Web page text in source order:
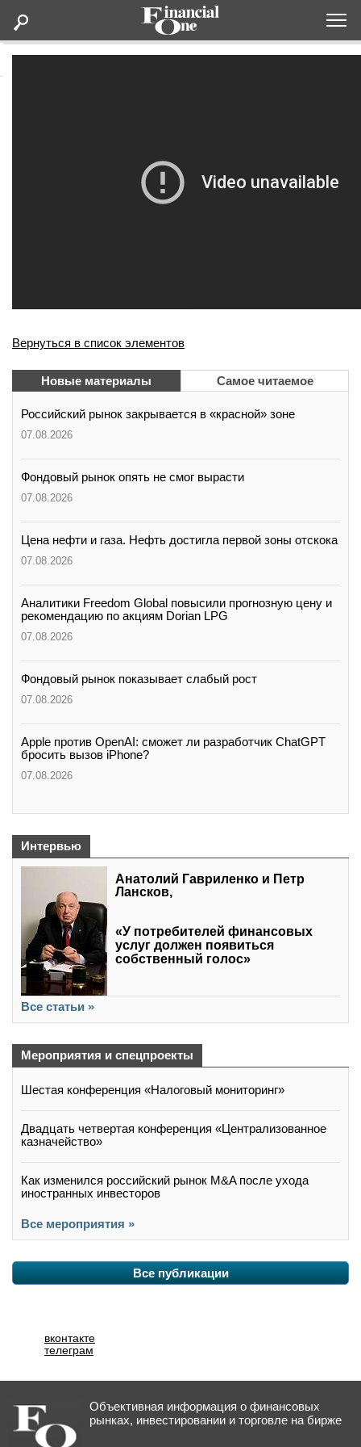
вконтакте
телеграм
Стать автором
Вход
Вернуться в список элементов
Новые материалы Самое читаемое
Российский рынок закрывается в «красной» зоне
07.08.2026
Фондовый рынок опять не смог вырасти
07.08.2026
Цена нефти и газа. Нефть достигла первой зоны отскока
07.08.2026
Аналитики Freedom Global повысили прогнозную цену и
рекомендацию по акциям Dorian LPG
07.08.2026
Фондовый рынок показывает слабый рост
07.08.2026
Apple против OpenAI: сможет ли разработчик ChatGPT
бросить вызов iPhone?
07.08.2026
Интервью
Анатолий Гавриленко и Петр
Лансков,
«У потребителей финансовых
услуг должен появиться
собственный голос»
Все статьи »
Мероприятия и спецпроекты
Шестая конференция «Налоговый мониторинг»
Двадцать четвертая конференция «Централизованное
казначейство»
Как изменился российский рынок M&A после ухода
иностранных инвесторов
Все мероприятия »
Все публикации
вконтакте
телеграм
Объективная информация о финансовых
рынках, инвестировании и торговле на бирже